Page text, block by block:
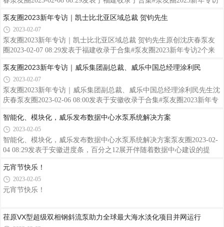
制造
体解决方案，用数字化赋能帮助客户解决最具挑战的水问题，用一站式
解决方案为水设施运营者排忧解难。——赛莱默中国及北亚区总裁 吕
淑萍女士01泵友圈：2022年8月，赛莱默宣布正式启动“成都妥妥服务中
心”，您认为该服务中心的开业对于赛莱默在西部市场的拓展有什么意
于开发
泵友圈2023新年专访｜凯士比北亚区域总裁 贺钧先生
2023-02-07
泵友圈2023新年专访｜凯士比北亚区域总裁 贺钧先生原创沈庆春泵友
圈2023-02-07 08:29发表于福建收录于合集#泵友圈2023新年专访2个来
发，走在了凯士比全球数字化的前列，很多在中国研发的数字化技术也
都推广到了全球。——凯士比北亚区域总裁 贺钧先生01泵友圈：2022
年是中德建交50周年，也是上海凯士比泵公司成立28周年。在这样一个
特殊时刻，当我们回顾往昔，您认为这是一段怎样的历程？贺钧先生：
合资公
泵友圈2023新年专访｜威乐集团副总裁、威乐中国总经理涂利民
2023-02-07
泵友圈2023新年专访｜威乐集团副总裁、威乐中国总经理涂利民先生沈
庆春泵友圈2023-02-06 08:00发表于安徽收录于合集#泵友圈2023新年专
求、生产技术、工作流程和制造方法。作为水泵行业的数字先锋，威乐
已经从业务模式、业务流程、产品研发、人才发展四个维度做好了准
备。——威乐集团副总裁、威乐中国总经理涂利民先生01泵友圈：2022
年刚刚过去，我们除了见证了很多历史事件，也遇到了外部环境带来的
人来说
智能化、模块化，威乐发布数据中心水泵系统解决方案
2023-02-05
智能化、模块化，威乐发布数据中心水泵系统解决方案泵友圈2023-02-
04 08:29发表于安徽进度条，百分之12展开伴随着数据中心建设的提
发展“绿色”算力，已成为数据中心重要变革。而冷却系统的能耗是数据
中心能耗的重要组成部分，其中，水泵作为数据中心制冷系统输配侧的
核心设备，效率的提升将直接关乎整个制冷系统能效水平的提升。针对
元宵节快乐！
2023-02-05
元宵节快乐！
荏原VX型超级双相钢斜流泵助力全球最大海水淡化项目并网运行